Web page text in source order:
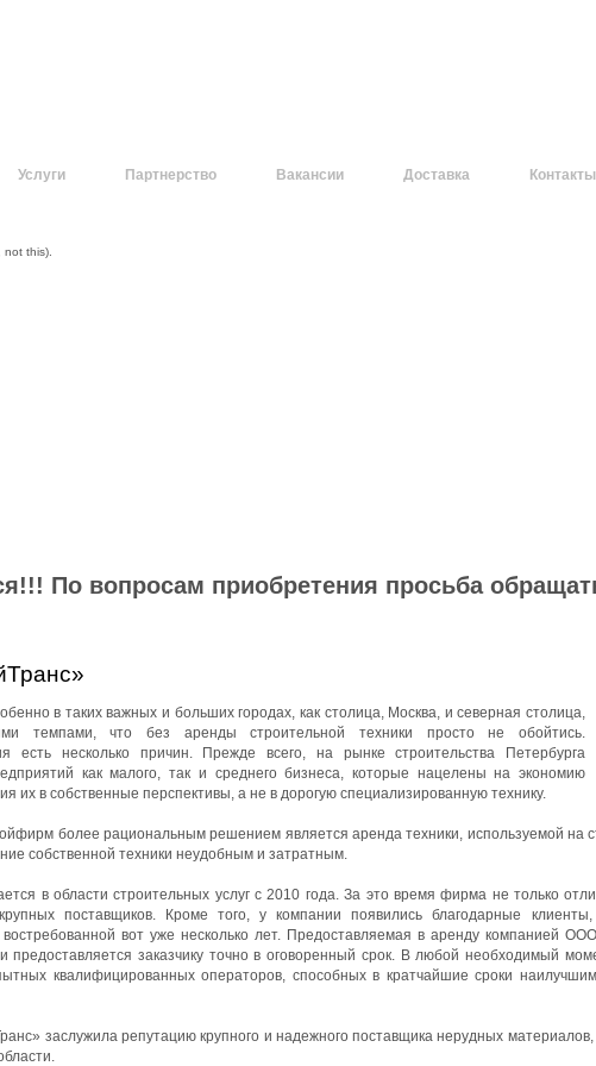
Услуги Партнерство Вакансии Доставка Контакты
this).
По вопросам приобретения просьба
в таких важных и больших городах, как столица, Москва, и северная столица,
темпами, что без аренды строительной техники просто не обойтись.
есть несколько причин. Прежде всего, на рынке строительства Петербурга
как малого, так и среднего бизнеса, которые нацелены на экономию
их в собственные перспективы, а не в дорогую специализированную технику.
более рациональным решением является аренда техники, используемой на
собственной техники неудобным и затратным.
в области строительных услуг с 2010 года. За это время фирма не только
поставщиков. Кроме того, у компании появились благодарные
вот уже несколько лет. Предоставляемая в аренду компанией
предоставляется заказчику точно в оговоренный срок. В любой необходимый
квалифицированных операторов, способных в кратчайшие сроки
заслужила репутацию крупного и надежного поставщика нерудных материалов,